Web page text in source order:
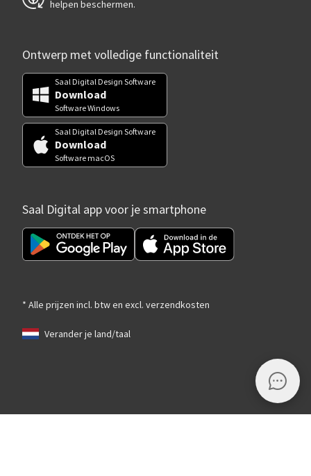
helpen beschermen.
Ontwerp met volledige functionaliteit
Saal Digital Design Software
Download
Software Windows
Saal Digital Design Software
Download
Software macOS
Saal Digital app voor je smartphone
* Alle prijzen incl. btw en excl. verzendkosten
Verander je land/taal